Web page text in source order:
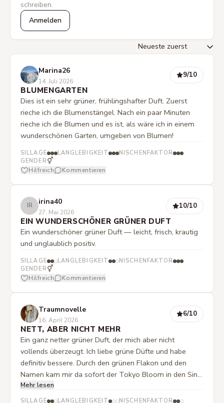
schreiben.
Anmelden
Marina26
14. Juli 2026
9/10
BLUMENGARTEN
Dies ist ein sehr grüner, frühlingshafter Duft. Zuerst
rieche ich die Blumenstängel. Nach ein paar Minuten
rieche ich die Blumen und es ist, als wäre ich in einem
wunderschönen Garten, umgeben von Blumen!
SILLAGE LANGLEBIGKEIT
NISCHENFAKTOR
GENDER ⚥
Hilfreich Kommentieren
IR irina40
27. Mai 2026
10/10
EIN WUNDERSCHÖNER GRÜNER DUFT
Ein wunderschöner grüner Duft — leicht, frisch, krautig
und unglaublich positiv.
SILLAGE LANGLEBIGKEIT
NISCHENFAKTOR
GENDER ⚥
Hilfreich Kommentieren
Traumnovelle
16. April 2026
6/10
NETT, ABER NICHT MEHR
Ein ganz netter grüner Duft, der mich aber nicht
vollends überzeugt. Ich liebe grüne Düfte und habe
definitiv bessere. Durch den grünen Flakon und den
Namen kam mir da sofort der Tokyo Bloom in den Sinn
(den ich zum Vergleich gleich mal aufgesprüht habe),
der ist sehr viel runder und schöner. Die Geisha darf also
Mehr lesen
SILLAGE LANGLEBIGKEIT NISCHENFAKTOR